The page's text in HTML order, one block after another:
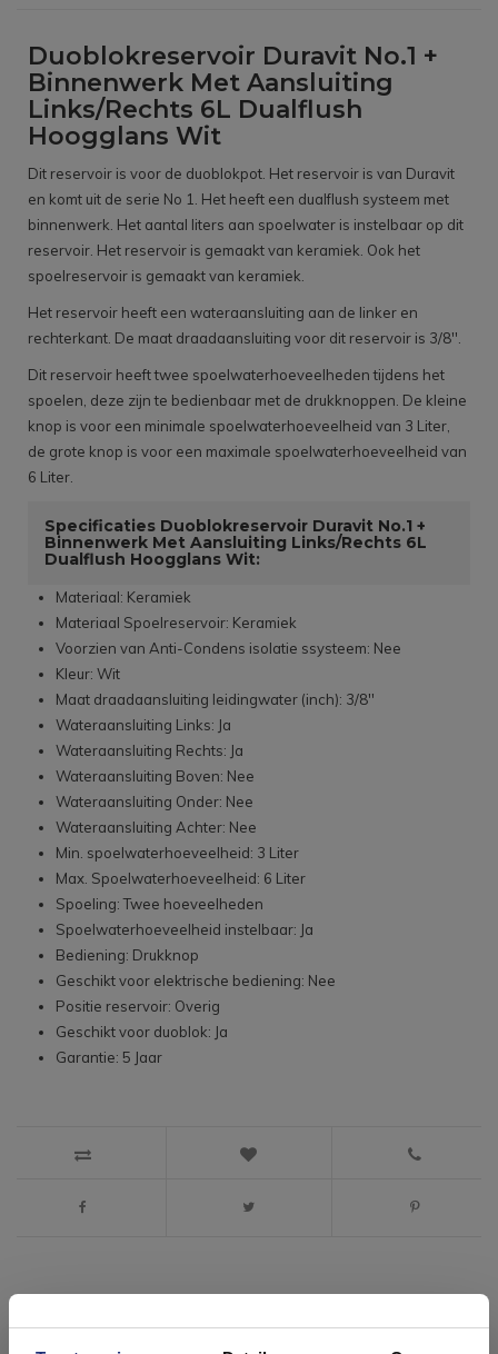
Duoblokreservoir Duravit No.1 +
Binnenwerk Met Aansluiting
Links/Rechts 6L Dualflush
Hoogglans Wit
Dit reservoir is voor de duoblokpot. Het reservoir is van Duravit
en komt uit de serie No 1. Het heeft een dualflush systeem met
binnenwerk. Het aantal liters aan spoelwater is instelbaar op dit
reservoir. Het reservoir is gemaakt van keramiek. Ook het
spoelreservoir is gemaakt van keramiek.
Het reservoir heeft een wateraansluiting aan de linker en
rechterkant. De maat draadaansluiting voor dit reservoir is 3/8''.
Dit reservoir heeft twee spoelwaterhoeveelheden tijdens het
spoelen, deze zijn te bedienbaar met de drukknoppen. De kleine
knop is voor een minimale spoelwaterhoeveelheid van 3 Liter,
de grote knop is voor een maximale spoelwaterhoeveelheid van
6 Liter.
Specificaties Duoblokreservoir Duravit No.1 +
Binnenwerk Met Aansluiting Links/Rechts 6L
Dualflush Hoogglans Wit:
Materiaal: Keramiek
Materiaal Spoelreservoir: Keramiek
Voorzien van Anti-Condens isolatie ssysteem: Nee
Kleur: Wit
Maat draadaansluiting leidingwater (inch): 3/8''
Wateraansluiting Links: Ja
Wateraansluiting Rechts: Ja
Wateraansluiting Boven: Nee
Wateraansluiting Onder: Nee
Wateraansluiting Achter: Nee
Min. spoelwaterhoeveelheid: 3 Liter
Max. Spoelwaterhoeveelheid: 6 Liter
Spoeling: Twee hoeveelheden
Spoelwaterhoeveelheid instelbaar: Ja
Bediening: Drukknop
Geschikt voor elektrische bediening: Nee
Positie reservoir: Overig
Geschikt voor duoblok: Ja
Garantie: 5 Jaar